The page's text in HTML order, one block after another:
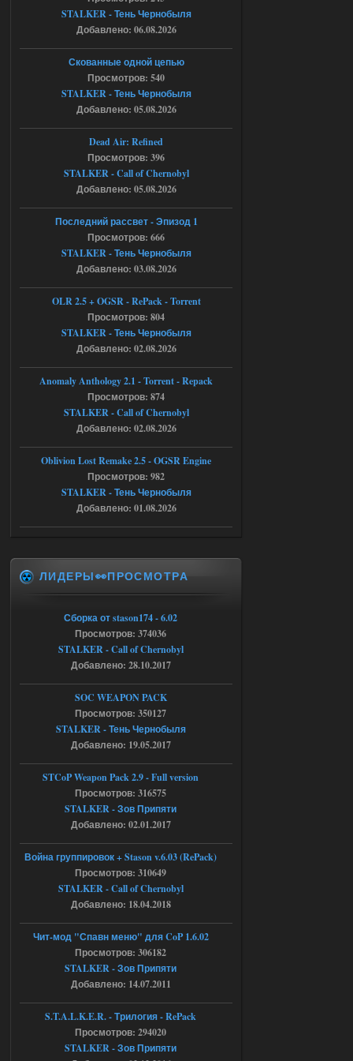
Спавнер + Правки + Античит - Dead
City Final
Что то не работает спавнер,
все устанавливал по
мануалу......
Ответить ➤
06.08.2026
Игра для сталкера 21-очко
ruslanpyrusov
как изменить макс сумму
ставки в файлах чтобы
ставить больше 1 к
Ответить ➤
05.08.2026
Тайна Зоны - Remaster 2026
Stalker-Mods-Clan-su
Доступно только для пользователей
Ответить ➤
05.08.2026
Тайна Зоны - Remaster 2026
патч я установил после
установки мода, да, ладно,
наверное вы правы придется ожидать
Stalker-Mods-Clan-su
Ответить ➤
05.08.2026
AndreySA
[05.08.26
20:23:10.934] [17468]
FATAL ERROR
[error]Expression : FATAL ERROR
[error]Function :
CScriptEngine::lua_pcall_failed
[error]File : D:\a\OGSR-
Engine\OGSR-
Engine\ogsr_engine\COMMON_AI\scrip
[error]Line : 75
[error]Description :
[CScriptEngine::lua_pcall_failed]: ... -
chernobyl\gamedata\scripts\xr_camper.sc
ript:510: attempt to index local 'manager'
(a nil value)
Вылет после захода в Припять.
05.08.2026
Скованные одной цепью
18:37
r4908778
с избавлением от баласта,
доходяга.
STALKER - Тень Чернобыля
Добавлено: 06.08.2026
Скованные одной цепью
Просмотров: 540
STALKER - Тень Чернобыля
Добавлено: 05.08.2026
Dead Air: Refined
Просмотров: 396
STALKER - Call of Chernobyl
Добавлено: 05.08.2026
Последний рассвет - Эпизод 1
Просмотров: 666
STALKER - Тень Чернобыля
Добавлено: 03.08.2026
OLR 2.5 + OGSR - RePack - Torrent
Просмотров: 804
STALKER - Тень Чернобыля
Добавлено: 02.08.2026
Anomaly Anthology 2.1 - Torrent - Repack
Просмотров: 874
STALKER - Call of Chernobyl
Добавлено: 02.08.2026
Oblivion Lost Remake 2.5 - OGSR Engine
Просмотров: 982
STALKER - Тень Чернобыля
Добавлено: 01.08.2026
ЛИДЕРЫ👀ПРОСМОТРА
Сборка от stason174 - 6.02
Просмотров: 374036
STALKER - Call of Chernobyl
Добавлено: 28.10.2017
SOC WEAPON PACK
Просмотров: 350127
STALKER - Тень Чернобыля
Добавлено: 19.05.2017
STCoP Weapon Pack 2.9 - Full version
Просмотров: 316575
STALKER - Зов Припяти
Добавлено: 02.01.2017
Война группировок + Stason v.6.03 (RePack)
Просмотров: 310649
STALKER - Call of Chernobyl
Добавлено: 18.04.2018
Чит-мод "Спавн меню" для CoP 1.6.02
Просмотров: 306182
STALKER - Зов Припяти
Добавлено: 14.07.2011
S.T.A.L.K.E.R. - Трилогия - RePack
Просмотров: 294020
STALKER - Зов Припяти